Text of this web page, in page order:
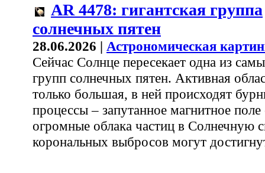
AR 4478: гигантская группа
солнечных пятен
28.06.2026 | Астрономическая
Сейчас Солнце пересекает одна из
групп солнечных пятен. Активная
только большая, в ней происходят
процессы – запутанное магнитное
огромные облака частиц в Солнечную
корональных выбросов могут